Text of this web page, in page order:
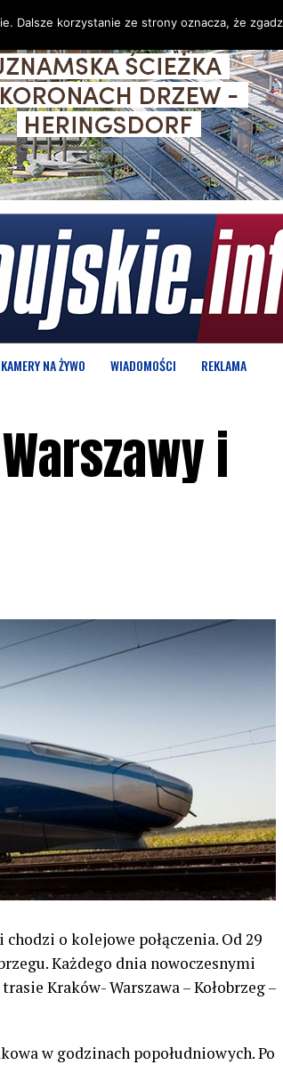
KAMERY NA ŻYWO WIADOMOŚCI REKLAMA
i
o kolejowe połączenia. Od 29
Każdego dnia nowoczesnymi
Kraków- Warszawa – Kołobrzeg –
w godzinach popołudniowych. Po
Dalsze korzystanie ze strony oznacza, że